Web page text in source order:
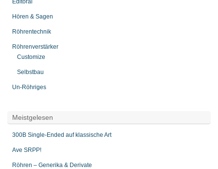
Editoral
Hören & Sagen
Röhrentechnik
Röhrenverstärker
Customize
Selbstbau
Un-Röhriges
Meistgelesen
300B Single-Ended auf klassische Art
Ave SRPP!
Röhren – Generika & Derivate